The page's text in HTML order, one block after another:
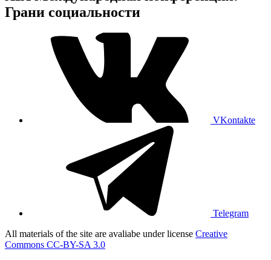
Грани социальности
VKontakte
Telegram
All materials of the site are avaliabe under license Creative
Commons СС-BY-SA 3.0